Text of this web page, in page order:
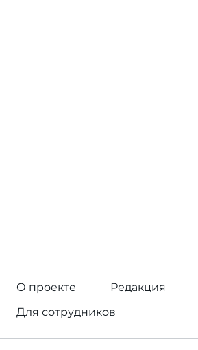
О проекте
Редакция
Для сотрудников